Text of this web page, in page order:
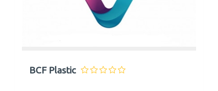
BCF Plastic